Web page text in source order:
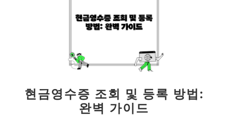
현금영수증 조회 및 등록 방법:
완벽 가이드